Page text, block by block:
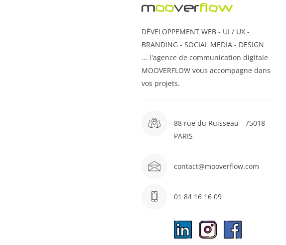
DÉVELOPPEMENT WEB - UI / UX -
BRANDING - SOCIAL MEDIA - DESIGN
... l'agence de communication digitale
MOOVERFLOW vous accompagne dans
vos projets.
88 rue du Ruisseau - 75018
PARIS
contact@mooverflow.com
01 84 16 16 09